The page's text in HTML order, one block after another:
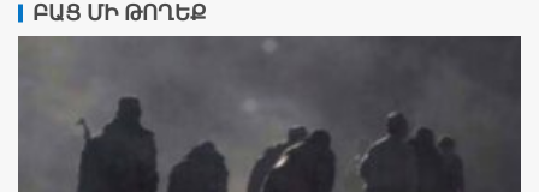
ԲԱՑ ՄԻ ԹՈՂԵՔ